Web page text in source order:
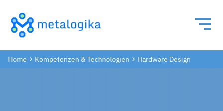
Home Kompetenzen & Technologien Hardware Design